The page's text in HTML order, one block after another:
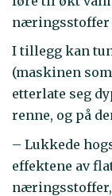
næringsstoffer
I tillegg kan
(maskinen
etterlate seg
renne, og på
– Lukkede
effektene av